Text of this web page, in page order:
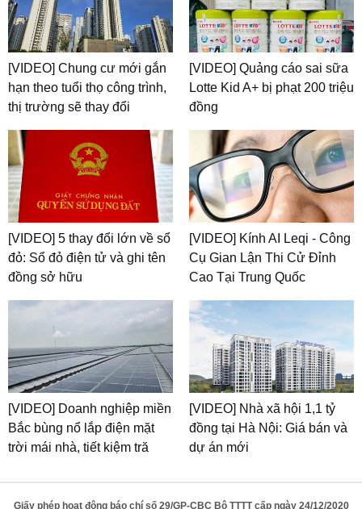
[VIDEO] Chung cư mới gắn
hạn theo tuổi thọ công trình,
thị trường sẽ thay đổi
[VIDEO] Quảng cáo sai sữa
Lotte Kid A+ bị phạt 200 triệu
đồng
[VIDEO] 5 thay đổi lớn về sổ
đỏ: Sổ đỏ điện tử và ghi tên
đồng sở hữu
[VIDEO] Kính AI Leqi - Công
Cụ Gian Lận Thi Cử Đỉnh
Cao Tại Trung Quốc
[VIDEO] Doanh nghiệp miền
Bắc bùng nổ lắp điện mặt
trời mái nhà, tiết kiệm tră
[VIDEO] Nhà xã hội 1,1 tỷ
đồng tại Hà Nội: Giá bán và
dự án mới
Giấy phép hoạt động báo chí số 29/GP-CBC Bộ TTTT cấp ngày 24/12/2020